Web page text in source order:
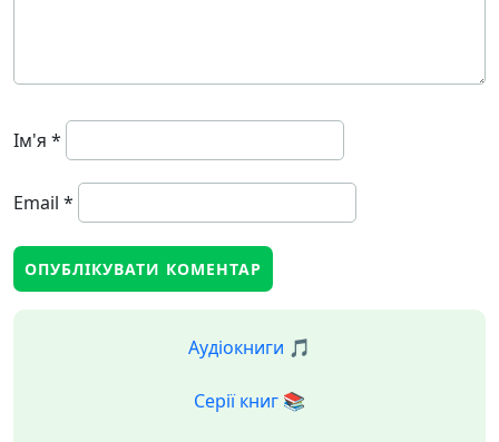
Ім'я *
Email *
Аудіокниги 🎵
Серії книг 📚